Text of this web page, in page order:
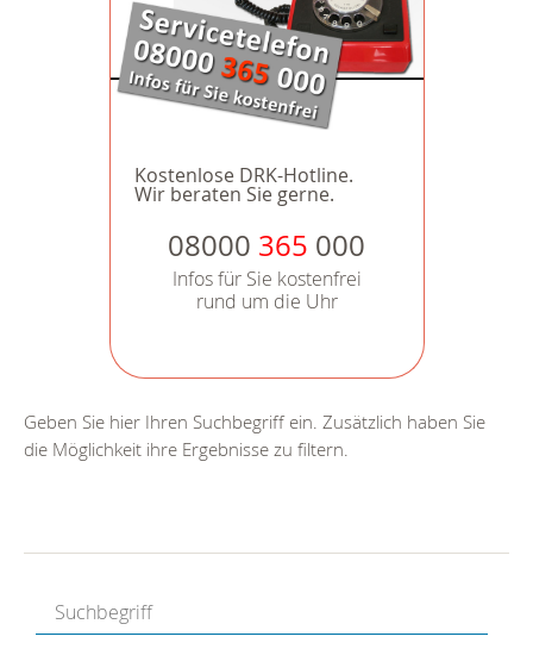
Kostenlose DRK-Hotline.
Wir beraten Sie gerne.
08000 365 000
Infos für Sie kostenfrei
rund um die Uhr
Geben Sie hier Ihren Suchbegriff ein. Zusätzlich haben Sie
die Möglichkeit ihre Ergebnisse zu filtern.